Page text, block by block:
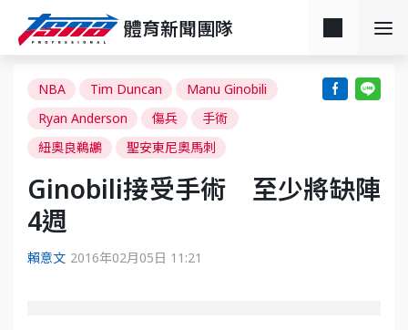
體育新聞團隊
NBA Tim Duncan
Manu Ginobili
Ryan Anderson
傷兵
手術
紐奧良鵜鶘
聖安東尼奧馬刺
Ginobili接受手術 至少將缺陣
4週
賴意文 2016年02月05日 11:21